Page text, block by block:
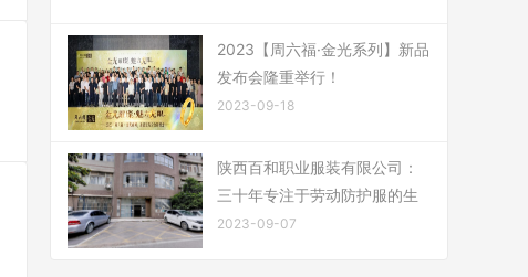
2023【周六福·金光系列】新品
发布会隆重举行！
2023-09-18
陕西百和职业服装有限公司：
三十年专注于劳动防护服的生
2023-09-07